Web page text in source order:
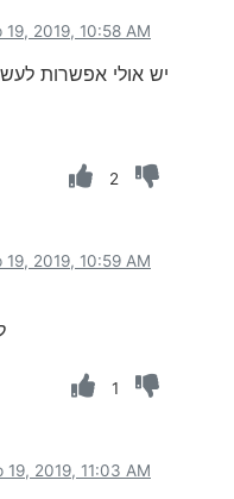
19, 2019, 10:58 AM
יש אולי אפשרות
2
19, 2019, 10:59 AM
1
19, 2019, 11:03 AM